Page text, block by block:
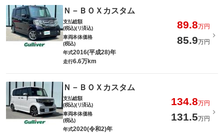
Ｎ－ＢＯＸカスタム
支払総額
(税込)(リ済込)
89.8万円
車両本体価格
(税込)
85.9万円
年式2016(平成28)年
走行6.6万km
Ｎ－ＢＯＸカスタム
支払総額
(税込)(リ済込)
134.8万円
車両本体価格
(税込)
131.5万円
年式2020(令和2)年